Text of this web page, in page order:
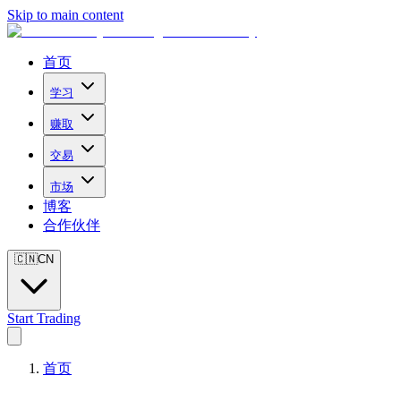
Skip to main content
首页
学习
赚取
交易
市场
博客
合作伙伴
🇨🇳CN
Start Trading
首页